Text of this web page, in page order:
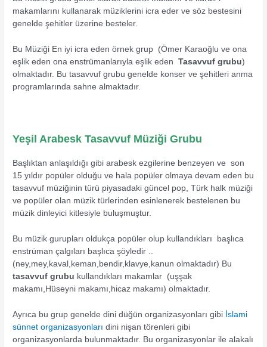
makamlarını kullanarak müziklerini icra eder ve söz bestesini
genelde şehitler üzerine besteler.
Bu Müziği En iyi icra eden örnek grup (Ömer Karaoğlu ve ona
eşlik eden ona enstrümanlarıyla eşlik edenTasavvuf grubu)
olmaktadır. Bu tasavvuf grubu genelde konser ve şehitleri anma
programlarında sahne almaktadır.
Yeşil Arabesk Tasavvuf Müziği Grubu
Başlıktan anlaşıldığı gibi arabesk ezgilerine benzeyen ve son
15 yıldır popüler olduğu ve hala popüler olmaya devam eden bu
tasavvuf müziğinin türü piyasadaki güncel pop, Türk halk müziği
ve popüler olan müzik türlerinden esinlenerek bestelenen bu
müzik dinleyici kitlesiyle buluşmuştur.
Bu müzik gurupları oldukça popüler olup kullandıkları başlıca
enstrüman çalgıları başlıca şöyledir ..
(ney,mey,kaval,keman,bendir,klavye,kanun olmaktadır) Bu
tasavvuf grubu kullandıkları makamlar (uşşak
makamı,Hüseyni makamı,hicaz makamı) olmaktadır.
Ayrıca bu grup genelde dini düğün organizasyonları gibi İslami
sünnet organizasyonları dini nişan törenleri gibi
organizasyonlarda bulunmaktadır. Bu organizasyonlar ile alakalı